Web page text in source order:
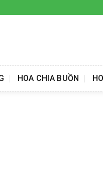
HOA CHIA BUỒN